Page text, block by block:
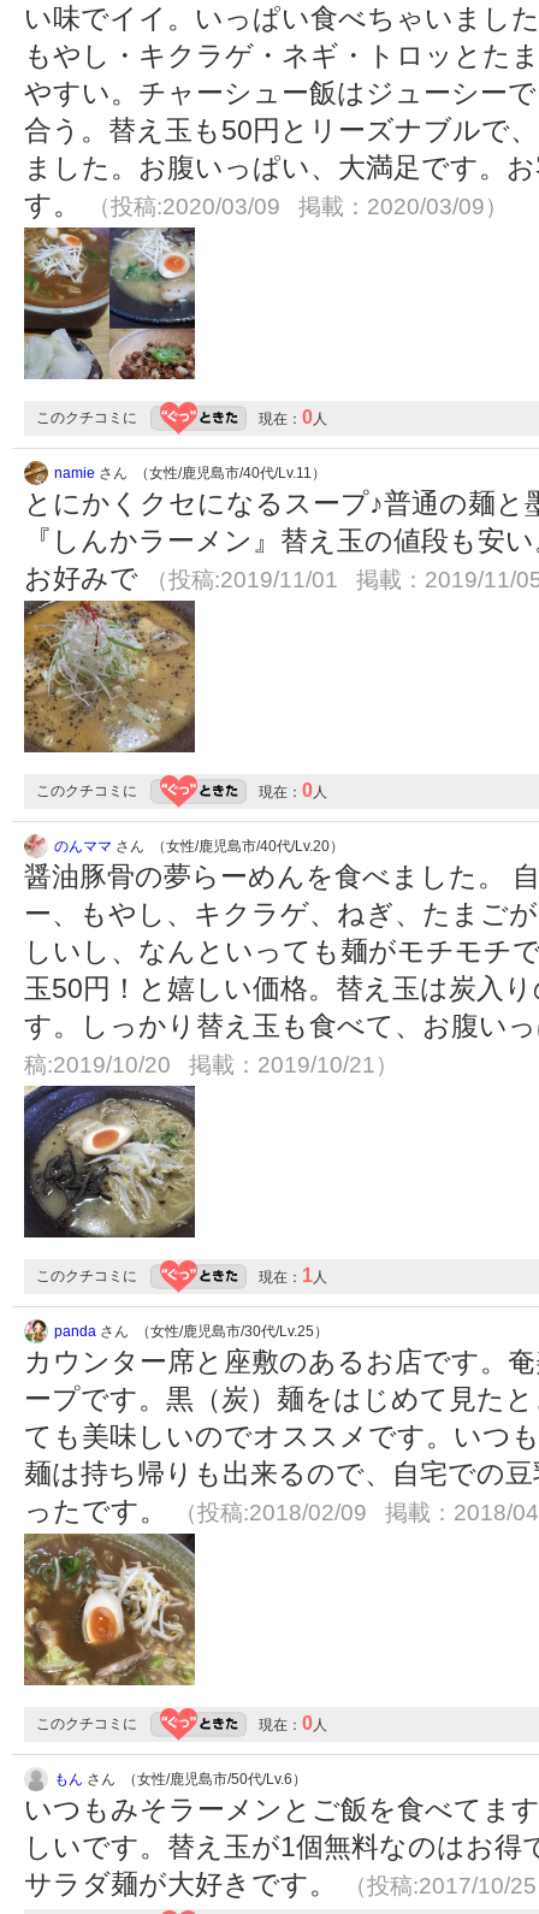
い味でイイ。いっぱい食べちゃいまし
もやし・キクラゲ・ネギ・トロッとた
やすい。チャーシュー飯はジューシー
合う。替え玉も50円とリーズナブルで
ました。お腹いっぱい、大満足です。
す。
（投稿:2020/03/09 掲載：2020/03/09）
このクチコミに 現在： 0人
namie さん （女性/鹿児島市/40代/Lv.11）
とにかくクセになるスープ♪普通の麺
『しんかラーメン』替え玉の値段も安
お好みで
（投稿:2019/11/01 掲載：2019/11/
このクチコミに 現在： 0人
のんママ さん （女性/鹿児島市/40代/Lv.20）
醤油豚骨の夢らーめんを食べました。
ー、もやし、キクラゲ、ねぎ、たまご
しいし、なんといっても麺がモチモチ
玉50円！と嬉しい価格。替え玉は炭入
す。しっかり替え玉も食べて、お腹い
稿:2019/10/20 掲載：2019/10/21）
このクチコミに 現在： 1人
panda さん （女性/鹿児島市/30代/Lv.25）
カウンター席と座敷のあるお店です。
ープです。黒（炭）麺をはじめて見た
ても美味しいのでオススメです。いつ
麺は持ち帰りも出来るので、自宅での
ったです。
（投稿:2018/02/09 掲載：2018/
このクチコミに 現在： 0人
もん さん （女性/鹿児島市/50代/Lv.6）
いつもみそラーメンとご飯を食べてま
しいです。替え玉が1個無料なのはお
サラダ麺が大好きです。
（投稿:2017/10/